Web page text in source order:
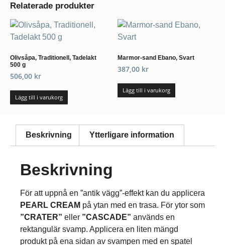
Relaterade produkter
Olivsåpa, Traditionell, Tadelakt
500 g
506,00 kr
Lägg till i varukorg
Marmor-sand Ebano, Svart
387,00 kr
Lägg till i varukorg
Beskrivning Ytterligare information
Beskrivning
För att uppnå en ”antik vägg”-effekt kan du applicera
PEARL CREAM på ytan med en trasa. För ytor som
”CRATER” eller ”CASCADE” används en
rektangulär svamp. Applicera en liten mängd
produkt på ena sidan av svampen med en spatel